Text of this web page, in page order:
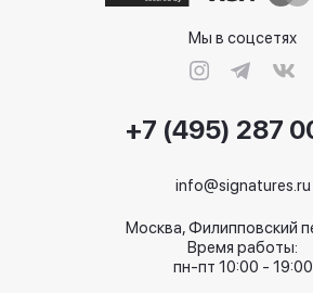
Мы в соцсетях
+7 (495) 287
info@signatures.ru
Москва, Филипповский
Время работы:
пн-пт 10:00 - 19:00